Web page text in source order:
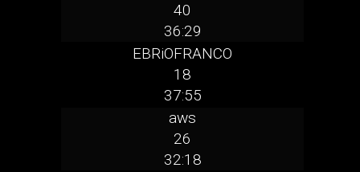
40
36:29
EBRiOFRANCO
18
37:55
aws
26
32:18